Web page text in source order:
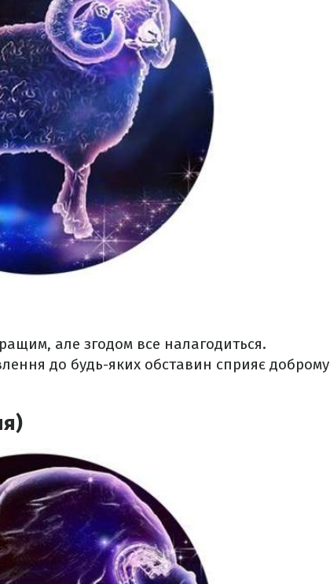
але згодом все налагодиться.
до будь-яких обставин сприяє доброму